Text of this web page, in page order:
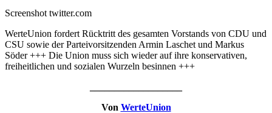
Screenshot twitter.com
WerteUnion fordert Rücktritt des gesamten Vorstands von CDU und
CSU sowie der Parteivorsitzenden Armin Laschet und Markus
Söder +++ Die Union muss sich wieder auf ihre konservativen,
freiheitlichen und sozialen Wurzeln besinnen +++
Von WerteUnion